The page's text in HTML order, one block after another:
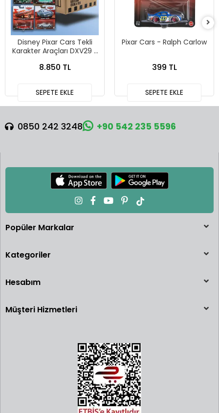
Disney Pixar Cars Tekli
Karakter Araçları DXV29 -
8.850 TL
SEPETE EKLE
Pixar Cars - Ralph Carlow
399 TL
SEPETE EKLE
0850 242 3248 +90 542 235 5596
Popüler Markalar
Kategoriler
Hesabım
Müşteri Hizmetleri